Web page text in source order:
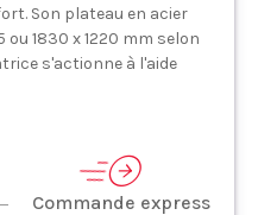
Son plateau en acier
ou 1830 x 1220 mm selon
s'actionne à l'aide
Commande express